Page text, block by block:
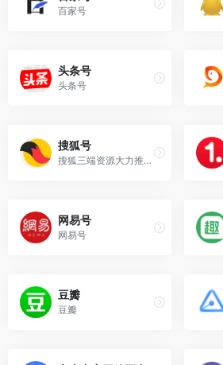
百家号
头条号
头条号
搜狐号
搜狐三端资源大力推广媒体和自媒体优质内容的平台。
网易号
网易号
豆瓣
豆瓣